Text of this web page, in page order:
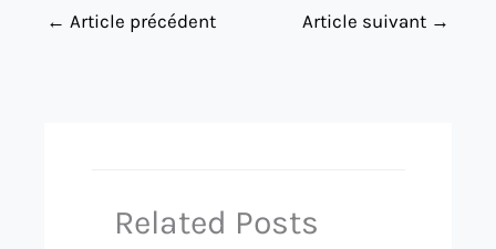
← Article précédent Article suivant →
Related Posts